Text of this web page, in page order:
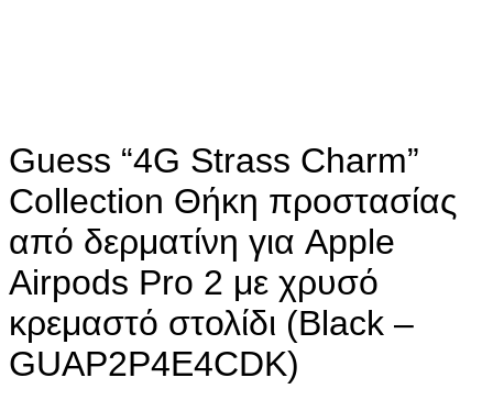
Guess “4G Strass Charm”
Collection Θήκη προστασίας
από δερματίνη για Apple
Airpods Pro 2 με χρυσό
κρεμαστό στολίδι (Black –
GUAP2P4E4CDK)